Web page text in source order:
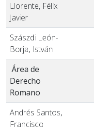
Llorente, Félix
Javier
Szászdi León-
Borja, István
Área de
Derecho
Romano
Andrés Santos,
Francisco